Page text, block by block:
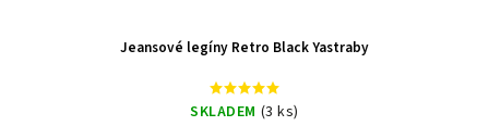
Jeansové legíny Retro Black Yastraby
SKLADEM (3 ks)